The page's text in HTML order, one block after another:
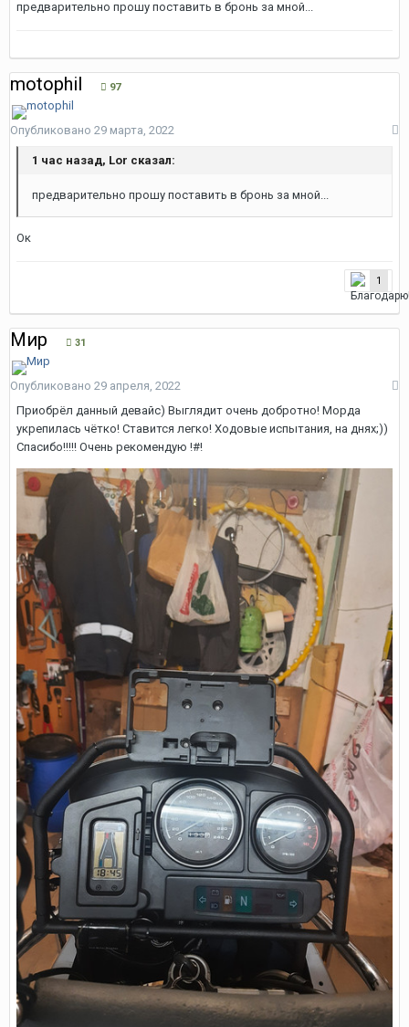
предварительно прошу поставить в бронь за мной...
motophil 97
Опубликовано 29 марта, 2022
1 час назад, Lor сказал:
предварительно прошу поставить в бронь за мной...
Ок
1
Мир 31
Опубликовано 29 апреля, 2022
Приобрёл данный девайс) Выглядит очень добротно! Морда
укрепилась чётко! Ставится легко! Ходовые испытания, на днях;))
Спасибо!!!!! Очень рекомендую !#!